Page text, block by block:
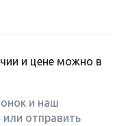
и цене можно в
и наш
отправить